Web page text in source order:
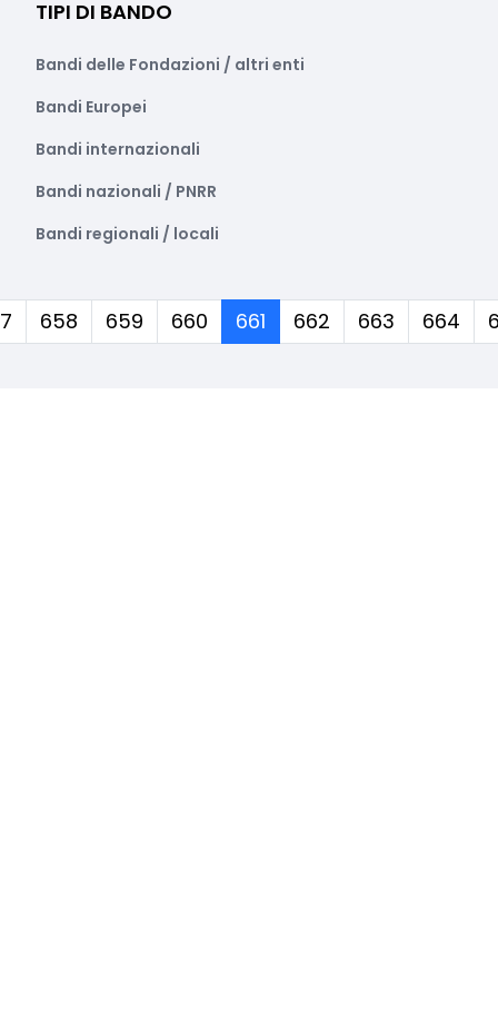
TIPI DI BANDO
Bandi delle Fondazioni / altri enti
Bandi Europei
Bandi internazionali
Bandi nazionali / PNRR
Bandi regionali / locali
658 659 660 661(corrente)
662 663 664